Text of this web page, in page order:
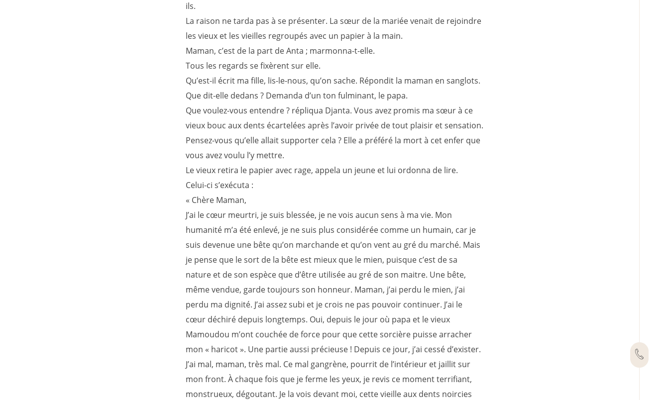
ils.
La raison ne tarda pas à se présenter. La sœur de la mariée venait de rejoindre
les vieux et les vieilles regroupés avec un papier à la main.
Maman, c’est de la part de Anta ; marmonna-t-elle.
Tous les regards se fixèrent sur elle.
Qu’est-il écrit ma fille, lis-le-nous, qu’on sache. Répondit la maman en sanglots.
Que dit-elle dedans ? Demanda d’un ton fulminant, le papa.
Que voulez-vous entendre ? répliqua Djanta. Vous avez promis ma sœur à ce
vieux bouc aux dents écartelées après l’avoir privée de tout plaisir et sensation.
Pensez-vous qu’elle allait supporter cela ? Elle a préféré la mort à cet enfer que
vous avez voulu l’y mettre.
Le vieux retira le papier avec rage, appela un jeune et lui ordonna de lire.
Celui-ci s’exécuta :
« Chère Maman,
J’ai le cœur meurtri, je suis blessée, je ne vois aucun sens à ma vie. Mon
humanité m’a été enlevé, je ne suis plus considérée comme un humain, car je
suis devenue une bête qu’on marchande et qu’on vent au gré du marché. Mais
je pense que le sort de la bête est mieux que le mien, puisque c’est de sa
nature et de son espèce que d’être utilisée au gré de son maitre. Une bête,
même vendue, garde toujours son honneur. Maman, j’ai perdu le mien, j’ai
perdu ma dignité. J’ai assez subi et je crois ne pas pouvoir continuer. J’ai le
cœur déchiré depuis longtemps. Oui, depuis le jour où papa et le vieux
Mamoudou m’ont couchée de force pour que cette sorcière puisse arracher
mon « haricot ». Une partie aussi précieuse ! Depuis ce jour, j’ai cessé d’exister.
J’ai mal, maman, très mal. Ce mal gangrène, pourrit de l’intérieur et jaillit sur
mon front. À chaque fois que je ferme les yeux, je revis ce moment terrifiant,
monstrueux, dégoutant. Je la vois devant moi, cette vieille aux dents noircies